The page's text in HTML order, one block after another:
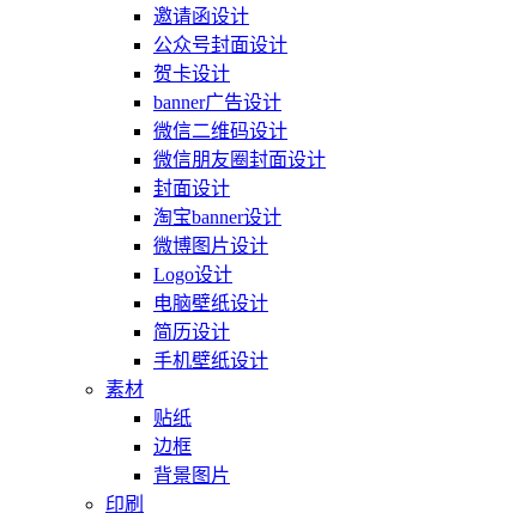
邀请函设计
公众号封面设计
贺卡设计
banner广告设计
微信二维码设计
微信朋友圈封面设计
封面设计
淘宝banner设计
微博图片设计
Logo设计
电脑壁纸设计
简历设计
手机壁纸设计
素材
贴纸
边框
背景图片
印刷